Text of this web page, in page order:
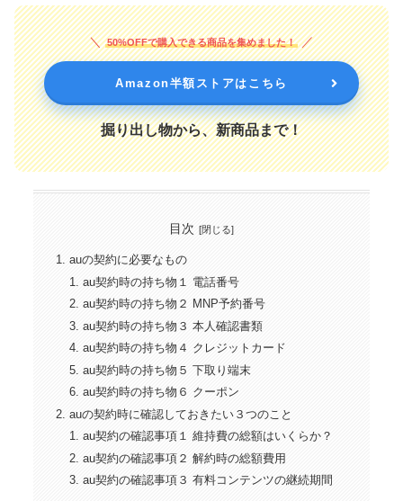
50%OFFで購入できる商品を集めました！
Amazon半額ストアはこちら
掘り出し物から、新商品まで！
目次
auの契約に必要なもの
au契約時の持ち物１ 電話番号
au契約時の持ち物２ MNP予約番号
au契約時の持ち物３ 本人確認書類
au契約時の持ち物４ クレジットカード
au契約時の持ち物５ 下取り端末
au契約時の持ち物６ クーポン
auの契約時に確認しておきたい３つのこと
au契約の確認事項１ 維持費の総額はいくらか？
au契約の確認事項２ 解約時の総額費用
au契約の確認事項３ 有料コンテンツの継続期間